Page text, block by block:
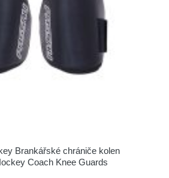
Brankářské chrániče kolen
Coach Knee Guards